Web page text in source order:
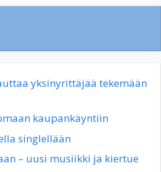
yksinyrittäjää tekemään
kaupankäyntiin
singlellään
– uusi musiikki ja kiertue